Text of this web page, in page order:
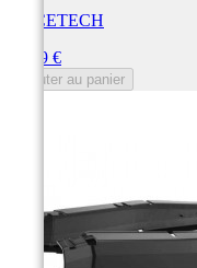
RACETECH
54,69 €
Ajouter au panier